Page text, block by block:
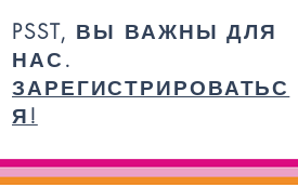
PSST, ВЫ ВАЖНЫ ДЛЯ
НАС.
ЗАРЕГИСТРИРОВАТЬС
Я!